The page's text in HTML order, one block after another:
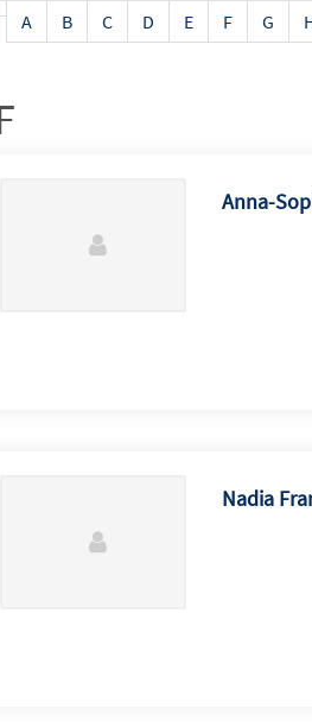
A B C D E F G
Anna-
Nadia